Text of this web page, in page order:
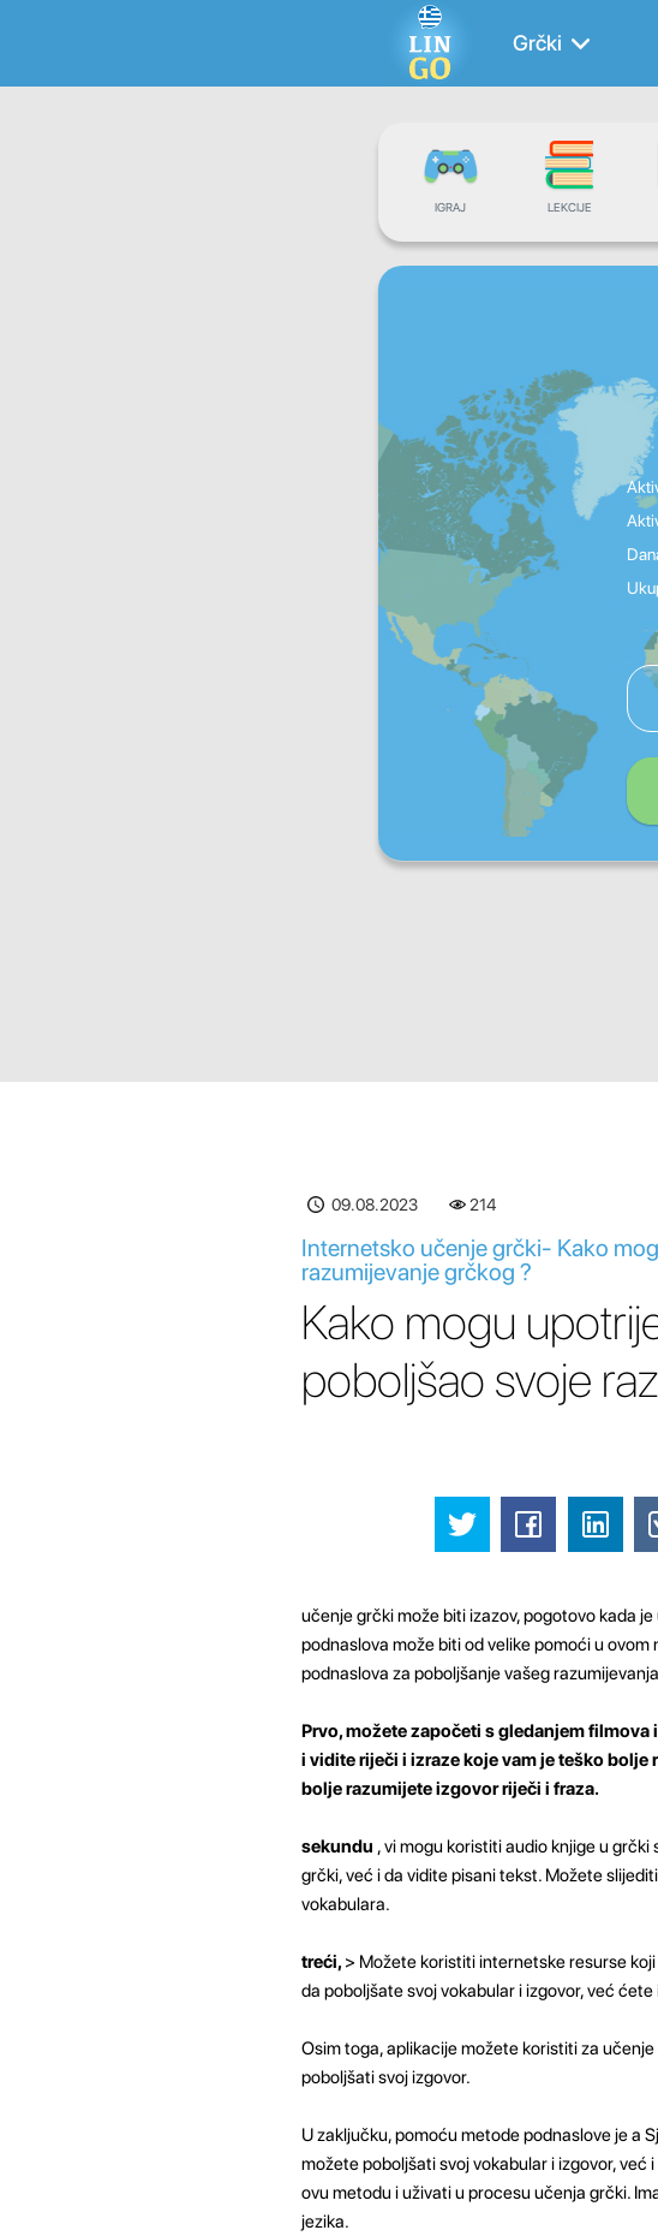
Grčki
IGRAJ LEKCIJE
09.08.2023 214
Internetsko učenje grčki- Kako
razumijevanje grčkog ?
Kako mogu
poboljšao svoje
učenje grčki može biti izazov, pogotovo kada
podnaslova može biti od velike pomoći u
podnaslova za poboljšanje vašeg
Prvo, možete započeti s gledanjem
i vidite riječi i izraze koje vam je teško
bolje razumijete izgovor riječi i fraza.
sekundu , vi mogu koristiti audio knjige u
grčki, već i da vidite pisani tekst. Možete
vokabulara.
treći,> Možete koristiti internetske resurse
da poboljšate svoj vokabular i izgovor, već
Osim toga, aplikacije možete koristiti za
poboljšati svoj izgovor.
U zaključku, pomoću metode podnaslove je a
možete poboljšati svoj vokabular i izgovor, već
ovu metodu i uživati ​​u procesu učenja grčki.
jezika.